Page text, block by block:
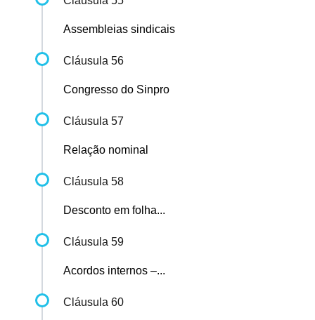
Assembleias sindicais
Cláusula 56
Congresso do Sinpro
Cláusula 57
Relação nominal
Cláusula 58
Desconto em folha...
Cláusula 59
Acordos internos –...
Cláusula 60